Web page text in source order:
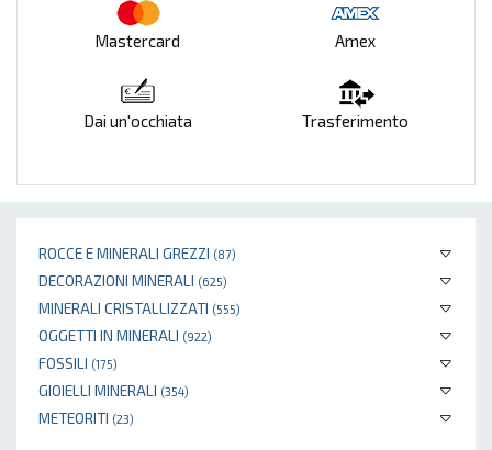
ROCCE E MINERALI GREZZI (87)
DECORAZIONI MINERALI (625)
MINERALI CRISTALLIZZATI (555)
OGGETTI IN MINERALI (922)
FOSSILI (175)
GIOIELLI MINERALI (354)
METEORITI (23)
Mastercard Amex
Dai un'occhiata Trasferimento